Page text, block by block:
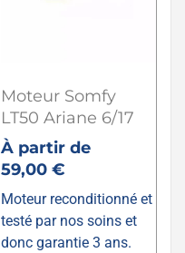
Moteur Somfy
LT50 Ariane 6/17
À partir de
59,00 €
Moteur reconditionné et
testé par nos soins et
donc garantie 3 ans.